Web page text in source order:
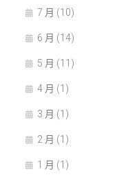
7 月 (10)
6 月 (14)
5 月 (11)
4 月 (1)
3 月 (1)
2 月 (1)
1 月 (1)